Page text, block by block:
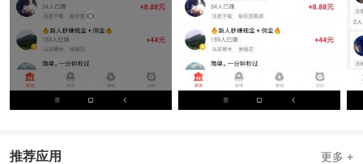
推荐应用 更多 +